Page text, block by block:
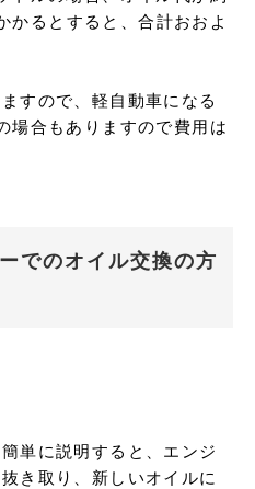
かるとすると、合計おおよ
すので、軽自動車になる
場合もありますので費用は
でのオイル交換の方
単に説明すると、エンジ
き取り、新しいオイルに